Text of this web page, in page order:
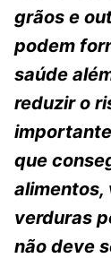
grãos e
podem
saúde
reduzir o
que
alimentos,
verduras
não deve